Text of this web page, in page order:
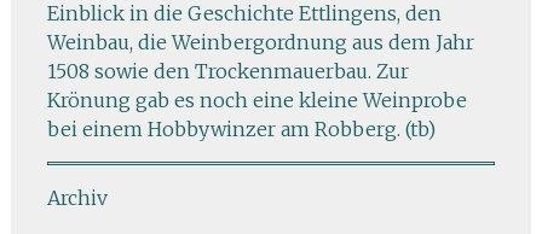
Einblick in die Geschichte Ettlingens, den
Weinbau, die Weinbergordnung aus dem Jahr
1508 sowie den Trockenmauerbau. Zur
Krönung gab es noch eine kleine Weinprobe
bei einem Hobbywinzer am Robberg. (tb)
Archiv